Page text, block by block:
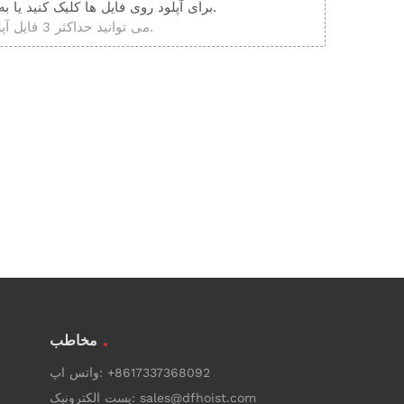
برای آپلود روی فایل ها کلیک کنید یا به این قسمت بکشید.
می توانید حداکثر 3 فایل آپلود کنید.
مخاطب
واتس اپ: +8617337368092
پست الکترونیک: sales@dfhoist.com